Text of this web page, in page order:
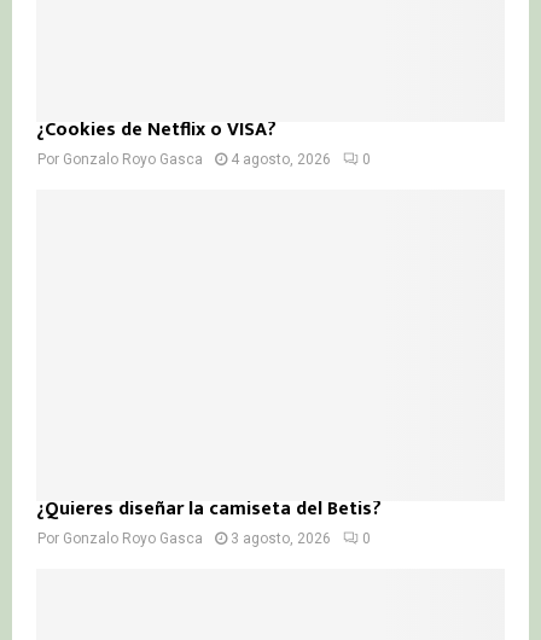
¿Cookies de Netflix o VISA?
Por Gonzalo Royo Gasca 4 agosto, 2026 0
¿Quieres diseñar la camiseta del Betis?
Por Gonzalo Royo Gasca 3 agosto, 2026 0